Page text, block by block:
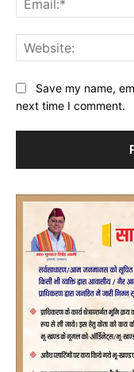
Save my name,
next time I comment.